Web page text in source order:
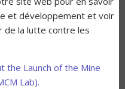
et développement et voir
de la lutte contre les
the Launch of the Mine
Lab).